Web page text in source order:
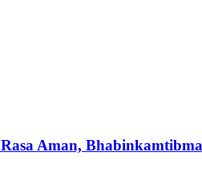
Aman,